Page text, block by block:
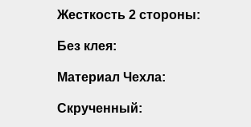
Жесткость 2 стороны:
Без клея:
Материал Чехла:
Скрученный: